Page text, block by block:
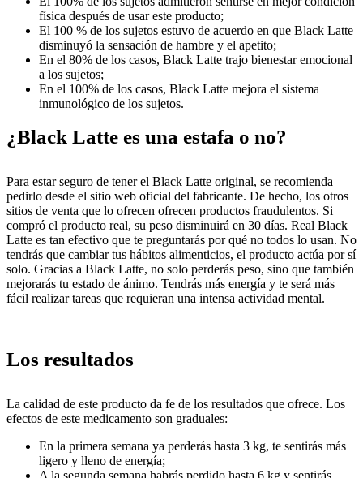
física después de usar este producto;
El 100 % de los sujetos estuvo de acuerdo en que Black Latte
disminuyó la sensación de hambre y el apetito;
En el 80% de los casos, Black Latte trajo bienestar emocional
a los sujetos;
En el 100% de los casos, Black Latte mejora el sistema
inmunológico de los sujetos.
¿Black Latte es una estafa o no?
Para estar seguro de tener el Black Latte original, se recomienda
pedirlo desde el sitio web oficial del fabricante. De hecho, los otros
sitios de venta que lo ofrecen ofrecen productos fraudulentos. Si
compró el producto real, su peso disminuirá en 30 días. Real Black
Latte es tan efectivo que te preguntarás por qué no todos lo usan. No
tendrás que cambiar tus hábitos alimenticios, el producto actúa por sí
solo. Gracias a Black Latte, no solo perderás peso, sino que también
mejorarás tu estado de ánimo. Tendrás más energía y te será más
fácil realizar tareas que requieran una intensa actividad mental.
Los resultados
La calidad de este producto da fe de los resultados que ofrece. Los
efectos de este medicamento son graduales:
En la primera semana ya perderás hasta 3 kg, te sentirás más
ligero y lleno de energía;
A la segunda semana habrás perdido hasta 6 kg y sentirás